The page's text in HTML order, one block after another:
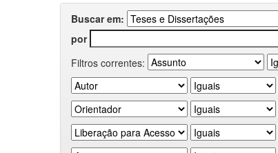
Buscar em:
por
Filtros correntes: